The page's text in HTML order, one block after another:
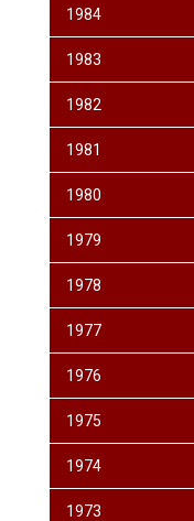
1984
1983
1982
1981
1980
1979
1978
1977
1976
1975
1974
1973